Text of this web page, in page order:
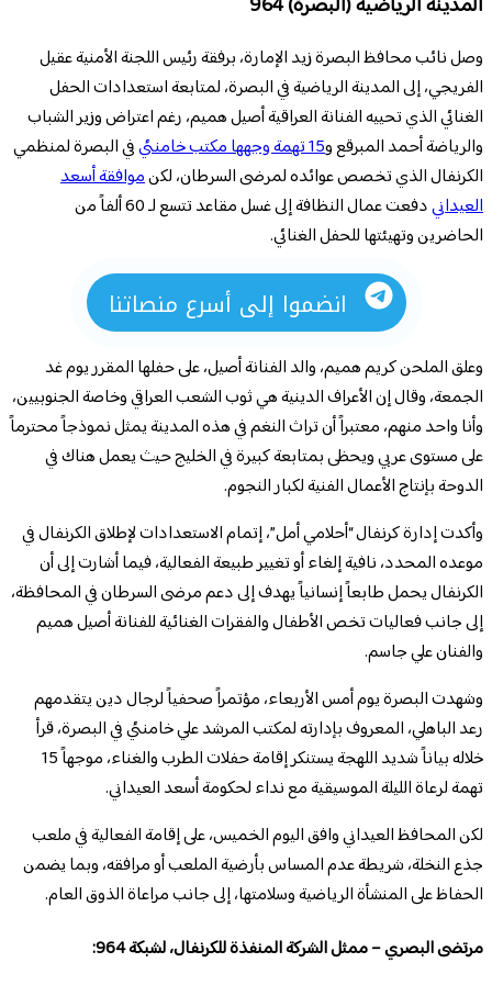
وصل نائب محافظ البصرة زيد الإمارة، برفقة رئيس اللجنة الأمنية عقيل
الفريجي، إلى المدينة الرياضية في البصرة، لمتابعة استعدادات الحفل
الغنائي الذي تحييه الفنانة العراقية أصيل هميم، رغم اعتراض وزير الشباب
والرياضة أحمد المبرقع و15 تهمة وجهها مكتب خامنئي
في البصرة لمنظمي
الكرنفال الذي تخصص عوائده لمرضى السرطان، لكنموافقة أسعد
العيداني
دفعت عمال النظافة إلى غسل مقاعد تتسع لـ 60 ألفاً من
الحاضرين وتهيئتها للحفل الغنائي.
انضموا إلى أسرع منصاتنا
وعلق الملحن كريم هميم، والد الفنانة أصيل، على حفلها المقرر يوم غد
الجمعة، وقال إن الأعراف الدينية هي ثوب الشعب العراقي وخاصة الجنوبيين،
وأنا واحد منهم، معتبراً أن تراث النغم في هذه المدينة يمثل نموذجاً محترماً
على مستوى عربي ويحظى بمتابعة كبيرة في الخليج حيث يعمل هناك في
الدوحة بإنتاج الأعمال الفنية لكبار النجوم.
وأكدت إدارة كرنفال “أحلامي أمل”، إتمام الاستعدادات لإطلاق الكرنفال في
موعده المحدد، نافية إلغاء أو تغيير طبيعة الفعالية، فيما أشارت إلى أن
الكرنفال يحمل طابعاً إنسانياً يهدف إلى دعم مرضى السرطان في المحافظة،
إلى جانب فعاليات تخص الأطفال والفقرات الغنائية للفنانة أصيل هميم
والفنان علي جاسم.
وشهدت البصرة يوم أمس الأربعاء، مؤتمراً صحفياً لرجال دين يتقدمهم
رعد الباهلي، المعروف بإدارته لمكتب المرشد علي خامنئي في البصرة، قرأ
خلاله بياناً شديد اللهجة يستنكر إقامة حفلات الطرب والغناء، موجهاً 15
تهمة لرعاة الليلة الموسيقية مع نداء لحكومة أسعد العيداني.
لكن المحافظ العيداني وافق اليوم الخميس، على إقامة الفعالية في ملعب
جذع النخلة، شريطة عدم المساس بأرضية الملعب أو مرافقه، وبما يضمن
الحفاظ على المنشأة الرياضية وسلامتها، إلى جانب مراعاة الذوق العام.
مرتضى البصري – ممثل الشركة المنفذة للكرنفال،لشبكة 964: